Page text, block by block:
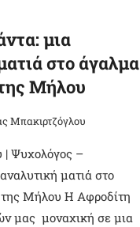
μια
στο άγαλμα
Μήλου
Μπακιρτζόγλου
| Ψυχολόγος –
ματιά στο
Μήλου Η Αφροδίτη
μας μοναχική σε μια